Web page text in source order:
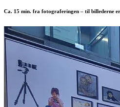
Ca. 15 min. fra fotograferingen – til billederne